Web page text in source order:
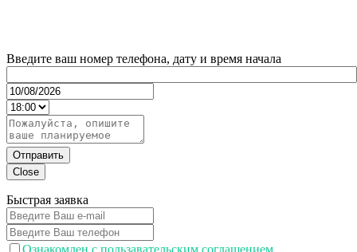
Введите ваш номер телефона, дату и время начала
Отправить
Close
Быстрая заявка